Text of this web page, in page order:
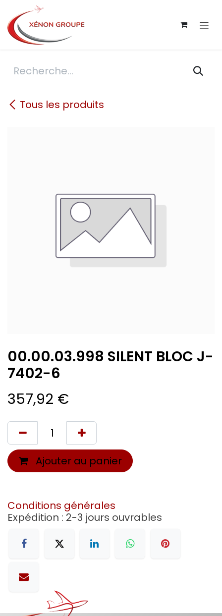
Se rendre au contenu
Tous les produits
00.00.03.998 SILENT BLOC J-
7402-6
357,92 €
Ajouter au panier
Conditions générales
Expédition : 2-3 jours ouvrables